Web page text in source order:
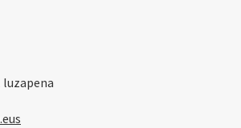
luzapena